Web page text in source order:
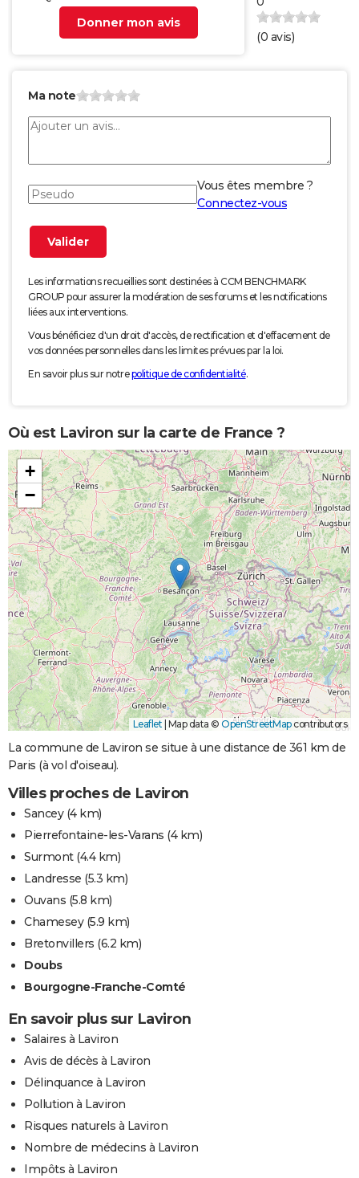
Donner mon avis
(0 avis)
Ma note
Vous êtes membre ?
Connectez-vous
Les informations recueillies sont destinées à CCM BENCHMARK
GROUP pour assurer la modération de ses forums et les notifications
liées aux interventions.
Vous bénéficiez d'un droit d'accès, de rectification et d'effacement de
vos données personnelles dans les limites prévues par la loi.
En savoir plus sur notrepolitique de confidentialité.
Où est Laviron sur la carte de France ?
+
−
Leaflet Map data © OpenStreetMapcontributors
La commune de Laviron se situe à une distance de 361 km de
Paris (à vol d'oiseau).
Villes proches de Laviron
Sancey(4 km)
Pierrefontaine-les-Varans (4 km)
Surmont(4.4 km)
Landresse (5.3 km)
Ouvans (5.8 km)
Chamesey(5.9 km)
Bretonvillers (6.2 km)
Doubs
Bourgogne-Franche-Comté
En savoir plus sur Laviron
Salaires à Laviron
Avis de décès à Laviron
Délinquance à Laviron
Pollution à Laviron
Risques naturels à Laviron
Nombre de médecins à Laviron
Impôts à Laviron